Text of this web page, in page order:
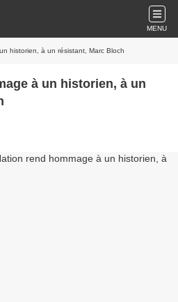
MENU
historien, à un résistant, Marc Bloch
à un historien, à un